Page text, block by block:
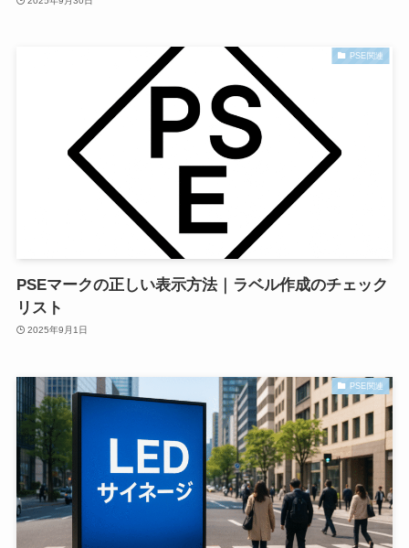
PSE関連
PSEマークの正しい表示方法｜ラベル作成のチェック
リスト
2025年9月1日
PSE関連